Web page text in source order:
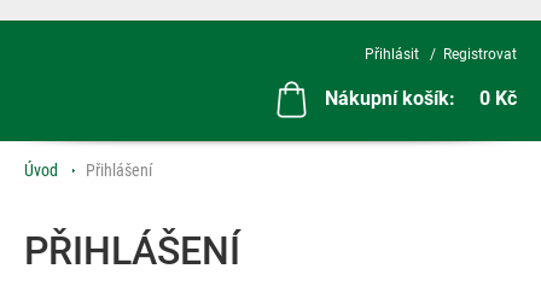
Přihlásit Registrovat
Nákupní košík: 0 Kč
Úvod Přihlášení
PŘIHLÁŠENÍ